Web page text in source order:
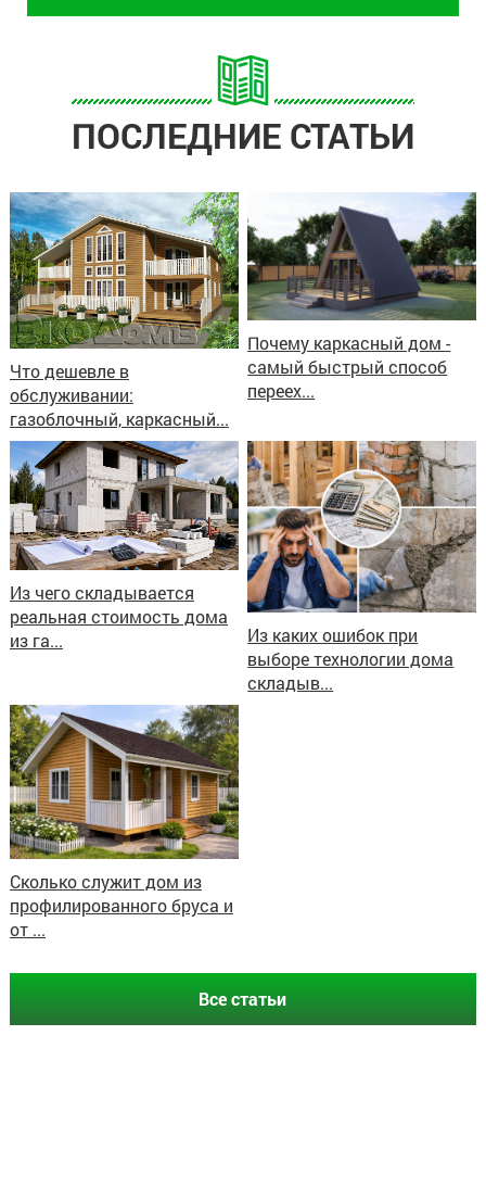
ПОСЛЕДНИЕ СТАТЬИ
Что дешевле в
обслуживании:
газоблочный, каркасный...
Почему каркасный дом -
самый быстрый способ
переех...
Из чего складывается
реальная стоимость дома
из га...
Из каких ошибок при
выборе технологии дома
складыв...
Сколько служит дом из
профилированного бруса и
от ...
Все статьи